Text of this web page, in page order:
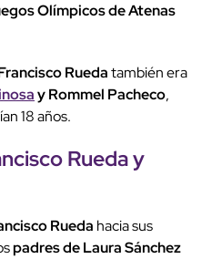
Olímpicos de Atenas
Ruedatambién era
y Rommel Pacheco,
18 años.
Rueda y
Rueda hacia sus
padres de Laura Sánchez